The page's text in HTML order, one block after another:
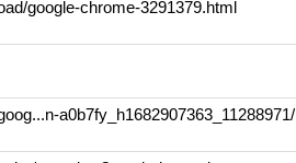
google-chrome-3291379.html
a0b7fy_h1682907363_11288971/